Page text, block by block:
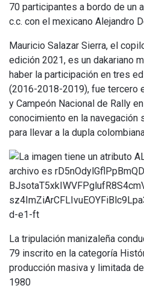
70 participantes a bordo de un
c.c. con el mexicano Alejandro
Mauricio Salazar Sierra, el
edición 2021, es un dakariano
haber la participación en tres
(2016-2018-2019), fue tercero
y Campeón Nacional de Rally
conocimiento en la navegación
para llevar a la dupla
La tripulación manizaleña
79 inscrito en la categoría
producción masiva y limitada
1980